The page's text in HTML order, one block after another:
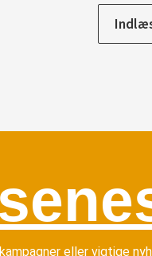
eller vigtige